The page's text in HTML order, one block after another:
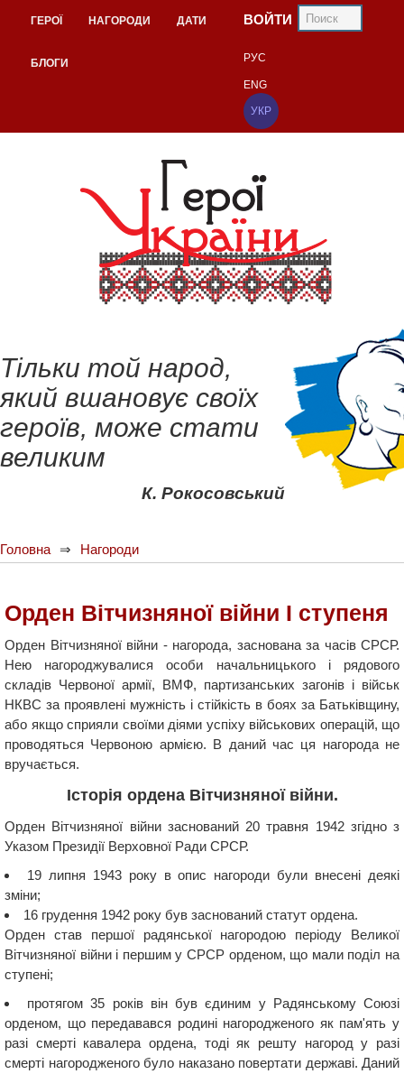
ГЕРОЇ НАГОРОДИ ДАТИ
БЛОГИ
ВОЙТИ
РУС
ENG
УКР
Тільки той народ,
який вшановує своїх
героїв, може стати
великим
К. Рокосовський
Головна Нагороди
Орден Вітчизняної війни І ступеня
Орден Вітчизняної війни - нагорода, заснована за часів СРСР.
Нею нагороджувалися особи начальницького і рядового
складів Червоної армії, ВМФ, партизанських загонів і військ
НКВС за проявлені мужність і стійкість в боях за Батьківщину,
або якщо сприяли своїми діями успіху військових операцій, що
проводяться Червоною армією. В даний час ця нагорода не
вручається.
Історія ордена Вітчизняної війни.
Орден Вітчизняної війни заснований 20 травня 1942 згідно з
Указом Президії Верховної Ради СРСР.
19 липня 1943 року в опис нагороди були внесені деякі
зміни;
16 грудення 1942 року був заснований статут ордена.
Орден став першої радянської нагородою періоду Великої
Вітчизняної війни і першим у СРСР орденом, що мали поділ на
ступені;
протягом 35 років він був єдиним у Радянському Союзі
орденом, що передавався родині нагородженого як пам'ять у
разі смерті кавалера ордена, тоді як решту нагород у разі
смерті нагородженого було наказано повертати державі. Даний